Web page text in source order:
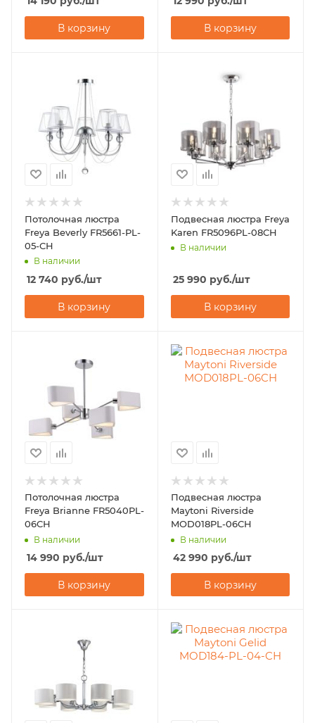
В корзину В корзину
Потолочная люстра
Freya Beverly FR5661-PL-
05-CH
В наличии
12 740 руб./шт
В корзину
Подвесная люстра Freya
Karen FR5096PL-08CH
В наличии
25 990 руб./шт
В корзину
Потолочная люстра
Freya Brianne FR5040PL-
06CH
В наличии
14 990 руб./шт
В корзину
Подвесная люстра
Maytoni Riverside
MOD018PL-06CH
В наличии
42 990 руб./шт
В корзину